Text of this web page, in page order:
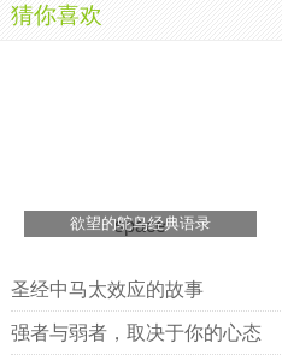
猜你喜欢
space
欲望的鸵鸟经典语录
圣经中马太效应的故事
强者与弱者，取决于你的心态